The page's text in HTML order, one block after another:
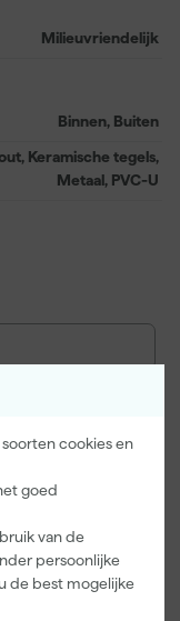
cookies en
goed
van de
persoonlijke
de best mogelijke
reeks, en biedt het
Je bereikt
zonder
Milieuvriendelijk
Binnen, Buiten
Keramische tegels,
Metaal, PVC-U